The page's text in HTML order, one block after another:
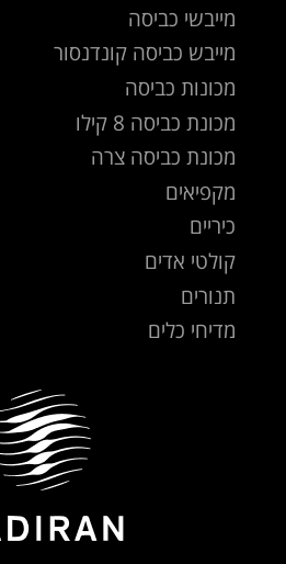
מייבשי כביסה
מייבש כביסה קונדנסור
מכונות כביסה
מכונת כביסה 8 קילו
מכונת כביסה צרה
מקפיאים
כיריים
קולטי אדים
תנורים
מדיחי כלים